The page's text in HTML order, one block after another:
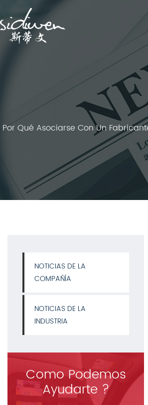
Por Qué Asociarse Con Un
NOTICIAS DE LA
COMPAÑÍA
NOTICIAS DE LA
INDUSTRIA
Como Podemos
Ayudarte ?